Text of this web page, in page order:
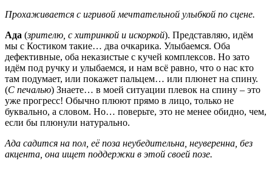
Прохаживается с игривой мечтательной улыбкой по сцене.
Ада (зрителю, с хитринкой и искоркой). Представляю, идём
мы с Костиком такие… два очкарика. Улыбаемся. Оба
дефективные, оба неказистые с кучей комплексов. Но зато
идём под ручку и улыбаемся, и нам всё равно, что о нас кто
там подумает, или покажет пальцем… или плюнет на спину.
(С печалью) Знаете… в моей ситуации плевок на спину – это
уже прогресс! Обычно плюют прямо в лицо, только не
буквально, а словом. Но… поверьте, это не менее обидно, чем,
если бы плюнули натурально.
Ада садится на пол, её поза неубедительна, неуверенна, без
акцента, она ищет поддержки в этой своей позе.